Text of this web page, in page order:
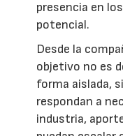
presencia en
potencial.
Desde la
objetivo no es
forma aislada,
respondan a
industria,